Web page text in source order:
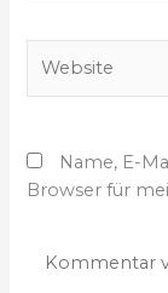
a
l
A
d
r
i
t
Name, E-
Browser für